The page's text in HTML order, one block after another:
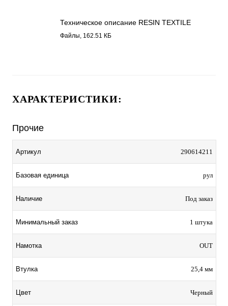
Техническое описание RESIN TEXTILE
2906.pdf
Файлы, 162.51 КБ
ХАРАКТЕРИСТИКИ:
Прочие
Артикул 290614211
Базовая единица рул
Наличие Под заказ
Минимальный заказ 1 штука
Намотка OUT
Втулка 25,4 мм
Цвет Черный